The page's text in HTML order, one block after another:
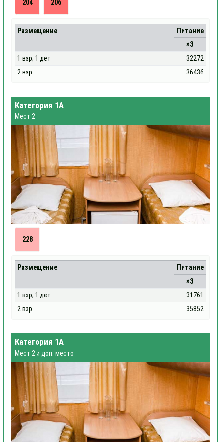
204 206
Размещение
Питание
×3
1 взр; 1 дет
32272
2 взр
36436
Категория 1А
Мест 2
228
Размещение
Питание
×3
1 взр; 1 дет
31761
2 взр
35852
Категория 1А
Мест 2 и доп. место